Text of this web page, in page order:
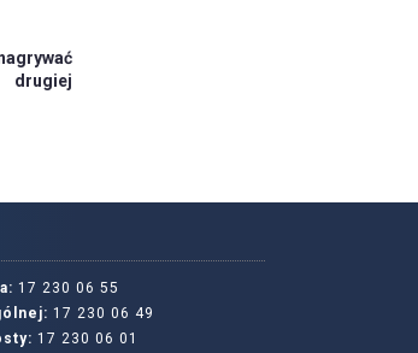
17 230 06 55
17 230 06 49
17 230 06 01